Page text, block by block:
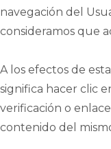
navegación del
consideramos que
A los efectos de
significa hacer clic
verificación o
contenido del